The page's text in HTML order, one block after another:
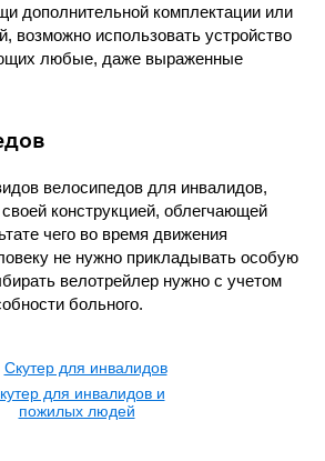
дополнительной комплектации или
возможно использовать устройство
любые, даже выраженные
велосипедов для инвалидов,
конструкцией, облегчающей
чего во время движения
не нужно прикладывать особую
велотрейлер нужно с учетом
больного.
для инвалидов и
пожилых людей